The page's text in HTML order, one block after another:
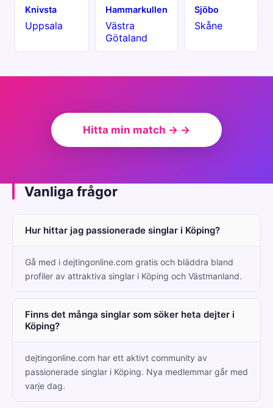
Knivsta
Uppsala
Hammarkullen
Västra
Götaland
Sjöbo
Skåne
Hitta min match → →
Vanliga frågor
Hur hittar jag passionerade singlar i Köping?
Gå med i dejtingonline.com gratis och bläddra bland
profiler av attraktiva singlar i Köping och Västmanland.
Finns det många singlar som söker heta dejter i
Köping?
dejtingonline.com har ett aktivt community av
passionerade singlar i Köping. Nya medlemmar går med
varje dag.